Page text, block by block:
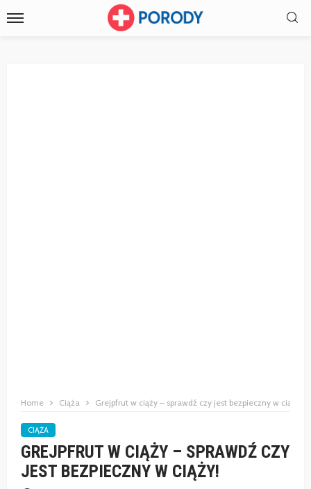
Home Ciąża Grejpfrut w ciąży – sprawdź czy jest bezpieczny w ciąży!
CIĄŻA
GREJPFRUT W CIĄŻY – SPRAWDŹ CZY
JEST BEZPIECZNY W CIĄŻY!